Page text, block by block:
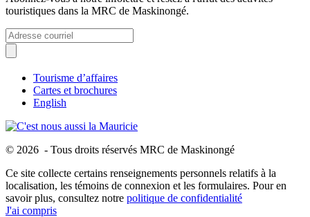
touristiques dans la MRC de Maskinongé.
Tourisme d’affaires
Cartes et brochures
English
© 2026 - Tous droits réservés MRC de Maskinongé
Ce site collecte certains renseignements personnels relatifs à la
localisation, les témoins de connexion et les formulaires. Pour en
savoir plus, consultez notre politique de confidentialité
J'ai compris